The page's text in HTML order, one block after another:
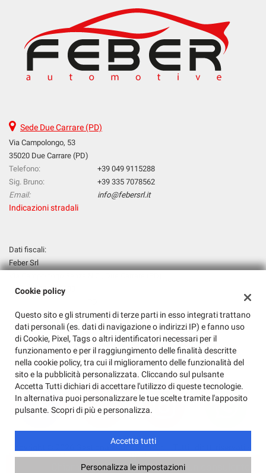
Chiama Contatta un consulente
Sede Due Carrare (PD)
Via Campolongo, 53
35020 Due Carrare (PD)
Telefono:
+39 049 9115288
Sig. Bruno:
+39 335 7078562
Email:
info@febersrl.it
Indicazioni stradali
Dati fiscali:
Feber Srl
P.IVA:00035070283
N°00035070283
REA:PD - 245683
Capitale sociale: € 31200 i.v.
Copyright © 2026 GestionaleAuto.com S.r.l., Tutti i diritti riservati -
Leggi l'informativa sulla privacy-Cookie Policy
GestionaleAuto.com
Cookie policy
Questo sito e gli strumenti di terze parti in esso integrati trattano
dati personali (es. dati di navigazione o indirizzi IP) e fanno uso
di Cookie, Pixel, Tags o altri identificatori necessari per il
funzionamento e per il raggiungimento delle finalità descritte
nella cookie policy, tra cui il miglioramento delle funzionalità del
sito e la pubblicità personalizzata. Cliccando sul pulsante
Accetta Tutti dichiari di accettare l'utilizzo di queste tecnologie.
In alternativa puoi personalizzare le tue scelte tramite l'apposito
pulsante. Scopri di più e personalizza.
Accetta tutti
Personalizza le impostazioni